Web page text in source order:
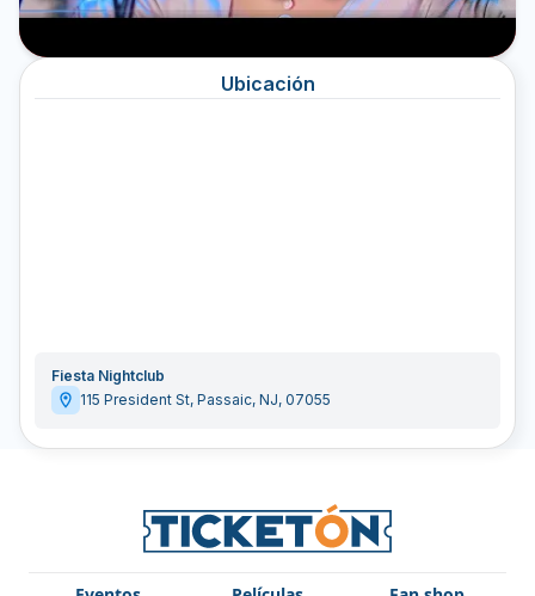
Ubicación
Fiesta Nightclub
115 President St, Passaic, NJ, 07055